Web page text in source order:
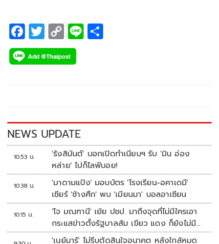
F
ac
e
k
T
wi
tt
C
o
p
k
Li
NEWS UPDATE
10:53 น.
'รังสิมันต์' บอกเปิดทำเนียบฯ รับ 'มิน อ่อง
หล่าย' ไปก็ไลฟ์บอย!
10:38 น.
'มาดามแป้ง' มอบบัตร 'โรงเรียน-อคาเดมี'
เชียร์ 'ช้างศึก' พบ 'เมียนมา' บอลอาเซียน
10:15 น.
'โจ มณฑานี' เย้ย ปชป. มาถึงจุดที่ไม่มีใครเอา
กระแสข่าวตั้งรัฐบาลส้ม เขียว แดง ก็ยังไม่มีฟ้า
เลย
'เนย์มาร์' ไม่รีบตัดสินใจอนาคต หลังใกล้หมด